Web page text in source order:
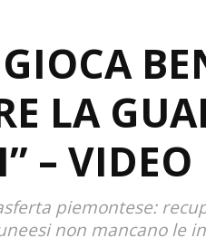
LA
– VIDEO
piemontese:
non mancano le